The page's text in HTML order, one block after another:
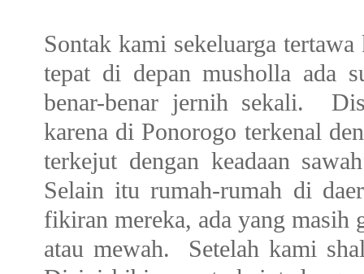
Sontak kami sekeluarga
tepat di depan musholla ada
benar-benar jernih sekali.
karena di Ponorogo terkenal
terkejut dengan keadaan
Selain itu rumah-rumah di
fikiran mereka, ada yang
atau mewah. Setelah kami